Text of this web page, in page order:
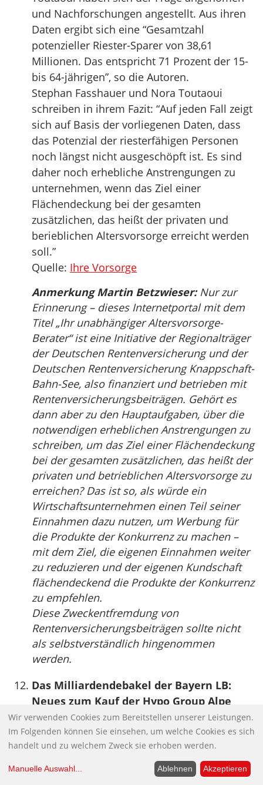
und Nachforschungen angestellt. Aus ihren
Daten ergibt sich eine “Gesamtzahl
potenzieller Riester-Sparer von 38,61
Millionen. Das entspricht 71 Prozent der 15-
bis 64-jährigen”, so die Autoren.
Stephan Fasshauer und Nora Toutaoui
schreiben in ihrem Fazit: “Auf jeden Fall zeigt
sich auf Basis der vorliegenen Daten, dass
das Potenzial der riesterfähigen Personen
noch längst nicht ausgeschöpft ist. Es sind
daher noch erhebliche Anstrengungen zu
unternehmen, wenn das Ziel einer
Flächendeckung bei der gesamten
zusätzlichen, das heißt der privaten und
berieblichen Altersvorsorge erreicht werden
soll.”
Quelle: Ihre Vorsorge
Anmerkung Martin Betzwieser:Nur zur
Erinnerung – dieses Internetportal mit dem
Titel „Ihr unabhängiger Altersvorsorge-
Berater“ ist eine Initiative der Regionalträger
der Deutschen Rentenversicherung und der
Deutschen Rentenversicherung Knappschaft-
Bahn-See, also finanziert und betrieben mit
Rentenversicherungsbeiträgen. Gehört es
dann aber zu den Hauptaufgaben, über die
notwendigen erheblichen Anstrengungen zu
schreiben, um das Ziel einer Flächendeckung
bei der gesamten zusätzlichen, das heißt der
privaten und betrieblichen Altersvorsorge zu
erreichen? Das ist so, als würde ein
Wirtschaftsunternehmen einen Teil seiner
Einnahmen dazu nutzen, um Werbung für
die Produkte der Konkurrenz zu machen –
mit dem Ziel, die eigenen Einnahmen weiter
zu reduzieren und der eigenen Kundschaft
flächendeckend die Produkte der Konkurrenz
zu empfehlen.
Diese Zweckentfremdung von
Rentenversicherungsbeiträgen sollte nicht
als selbstverständlich hingenommen
werden.
Das Milliardendebakel der Bayern LB:
Neues zum Kauf der Hypo Group Alpe
Adria
Immer neue Details im Skandal um den
Verkauf der Hypo Group Alpe Adria (HGAA)
an die bayerische Landesbank werden
bekannt. Die HGAA soll in viele schmutzige
Wir verwenden Cookies zum Bereitstellen unserer Leistungen.
Im Folgenden können Sie einsehen, um welche Cookies es sich
handelt und zu welchem Zweck sie erhoben werden.
Manuelle Auswahl... Ablehnen Akzeptieren